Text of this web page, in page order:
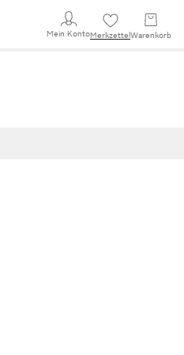
Mein KontoMerkzettel Warenkorb